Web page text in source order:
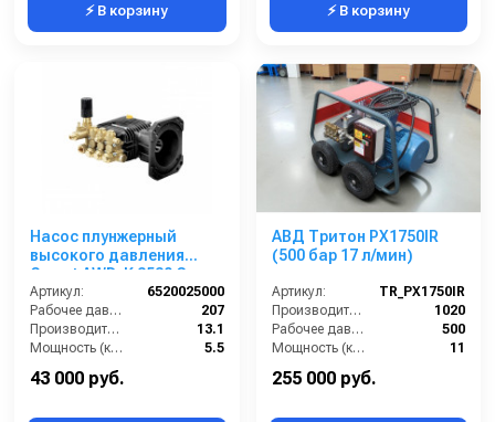
⚡ В корзину ⚡ В корзину
Насос плунжерный
высокого давления
Comet AWD-K 3530 G
(13,1/207) 3400 об/мин.Ø
1”п.в.
Артикул:
6520025000
Рабочее давление (бар):
207
Производительность (л/мин):
13.1
Мощность (кВт):
5.5
43 000 руб.
АВД Тритон PX1750IR
(500 бар 17 л/мин)
Артикул:
TR_PX1750IR
Производительность (л/ч):
1020
Рабочее давление (бар):
500
Мощность (кВт):
11
255 000 руб.